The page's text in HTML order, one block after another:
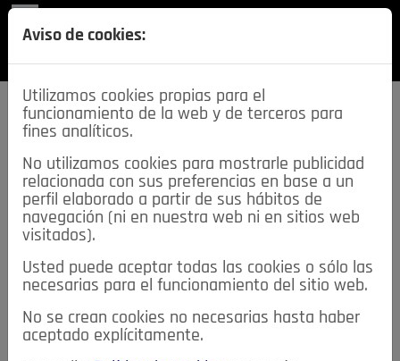
SECCIONES
descarga esta
REVISTA
≡NOTICIAS
NOTICIAS SERVICIOS DE INTERÉS
TABLÓN DE ANUNCIOS MIS ANUNCIOS CONTACTO
Aviso de cookies:
Utilizamos cookies propias para el
funcionamiento de la web y de terceros para
fines analíticos.
No utilizamos cookies para mostrarle publicidad
relacionada con sus preferencias en base a un
perfil elaborado a partir de sus hábitos de
navegación (ni en nuestra web ni en sitios web
visitados).
Usted puede aceptar todas las cookies o sólo las
necesarias para el funcionamiento del sitio web.
No se crean cookies no necesarias hasta haber
aceptado explícitamente.